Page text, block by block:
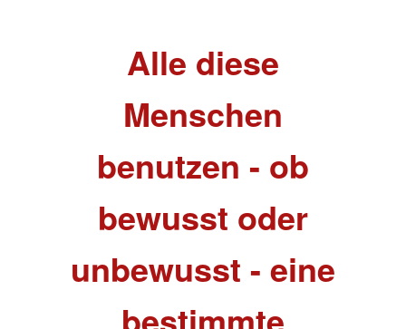
Alle diese
Menschen
benutzen - ob
bewusst oder
unbewusst - eine